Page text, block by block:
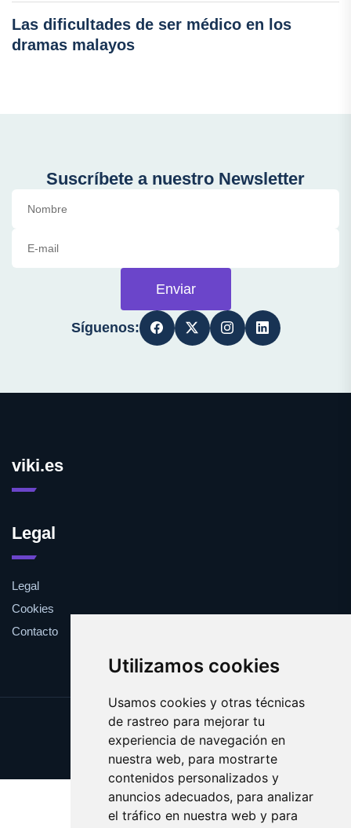
Utilizamos cookies
Usamos cookies y otras técnicas
de rastreo para mejorar tu
experiencia de navegación en
nuestra web, para mostrarte
contenidos personalizados y
anuncios adecuados, para analizar
el tráfico en nuestra web y para
Las dificultades de ser médico en los
dramas malayos
Suscríbete a nuestro Newsletter
Enviar
Síguenos:
viki.es
Legal
Legal
Cookies
Contacto
Update cookies preferences
Copyright © 2025 viki.es